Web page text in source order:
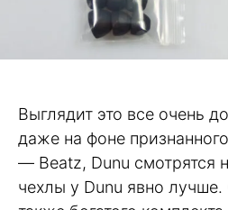
Выглядит это все очень
даже на фоне
— Beatz, Dunu смотрятся
чехлы у Dunu явно лучше.